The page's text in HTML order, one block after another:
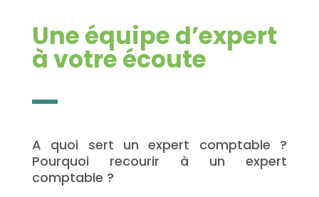
Une équipe d’expert
à votre écoute
A quoi sert un expert comptable ?
Pourquoi recourir à un expert
comptable ?